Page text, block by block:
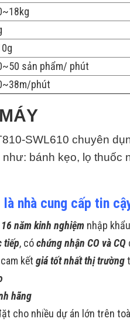
sản phẩm/ phút
phút
SWL610 chuyên
bánh kẹo, lọ thuốc
nhà cung cấp tin
16 năm kinh nghiệm nhập
tiếp, cóchứng nhận CO và CQ
kết giá tốt nhất thị trường
hãng
cho nhiều dự án lớn trên